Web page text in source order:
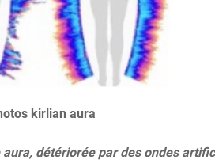
kirlian aura
détériorée par des ondes